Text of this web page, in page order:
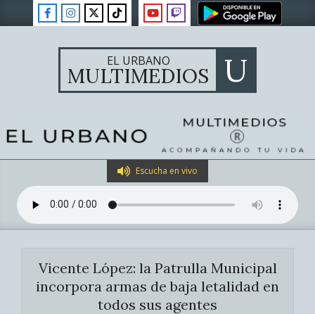
to
EL URBANO
MULTIMEDIOS U
Navigation
Menu
Escucha en vivo
Vicente López: la Patrulla Municipal
incorpora armas de baja letalidad en
todos sus agentes